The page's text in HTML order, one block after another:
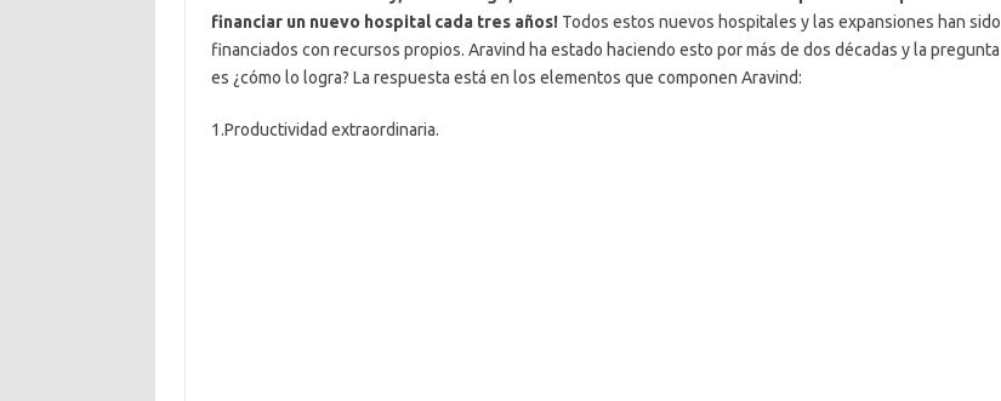
financiar un nuevo hospital cada tres años!Todos estos nuevos hospitales y las expansiones han sido
financiados con recursos propios. Aravind ha estado haciendo esto por más de dos décadas y la pregunta
es ¿cómo lo logra? La respuesta está en los elementos que componen Aravind:
1.Productividad extraordinaria.